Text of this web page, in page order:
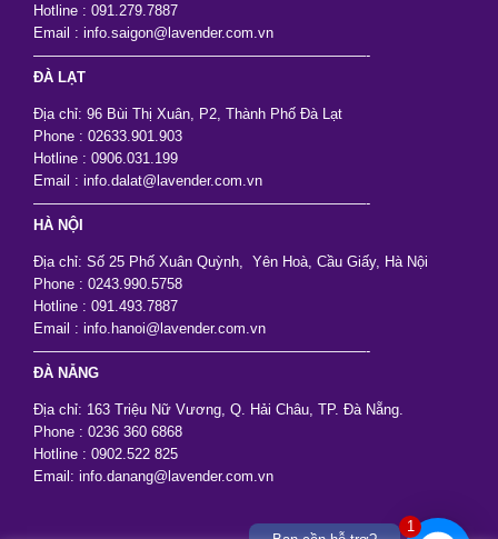
Hotline : 091.279.7887
Email : info.saigon@lavender.com.vn
———————————————————————-
ĐÀ LẠT
Địa chỉ: 96 Bùi Thị Xuân, P2, Thành Phố Đà Lạt
Phone : 02633.901.903
Hotline : 0906.031.199
Email : info.dalat@lavender.com.vn
———————————————————————-
HÀ NỘI
Địa chỉ: Số 25 Phố Xuân Quỳnh, Yên Hoà, Cầu Giấy, Hà Nội
Phone : 0243.990.5758
Hotline : 091.493.7887
Email : info.hanoi@lavender.com.vn
———————————————————————-
ĐÀ NẴNG
Địa chỉ: 163 Triệu Nữ Vương, Q. Hải Châu, TP. Đà Nẵng.
Phone : 0236 360 6868
Hotline : 0902.522 825
Email: info.danang@lavender.com.vn
1